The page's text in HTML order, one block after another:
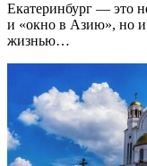
Екатеринбург — это
и «окно в Азию», но и
жизнью…